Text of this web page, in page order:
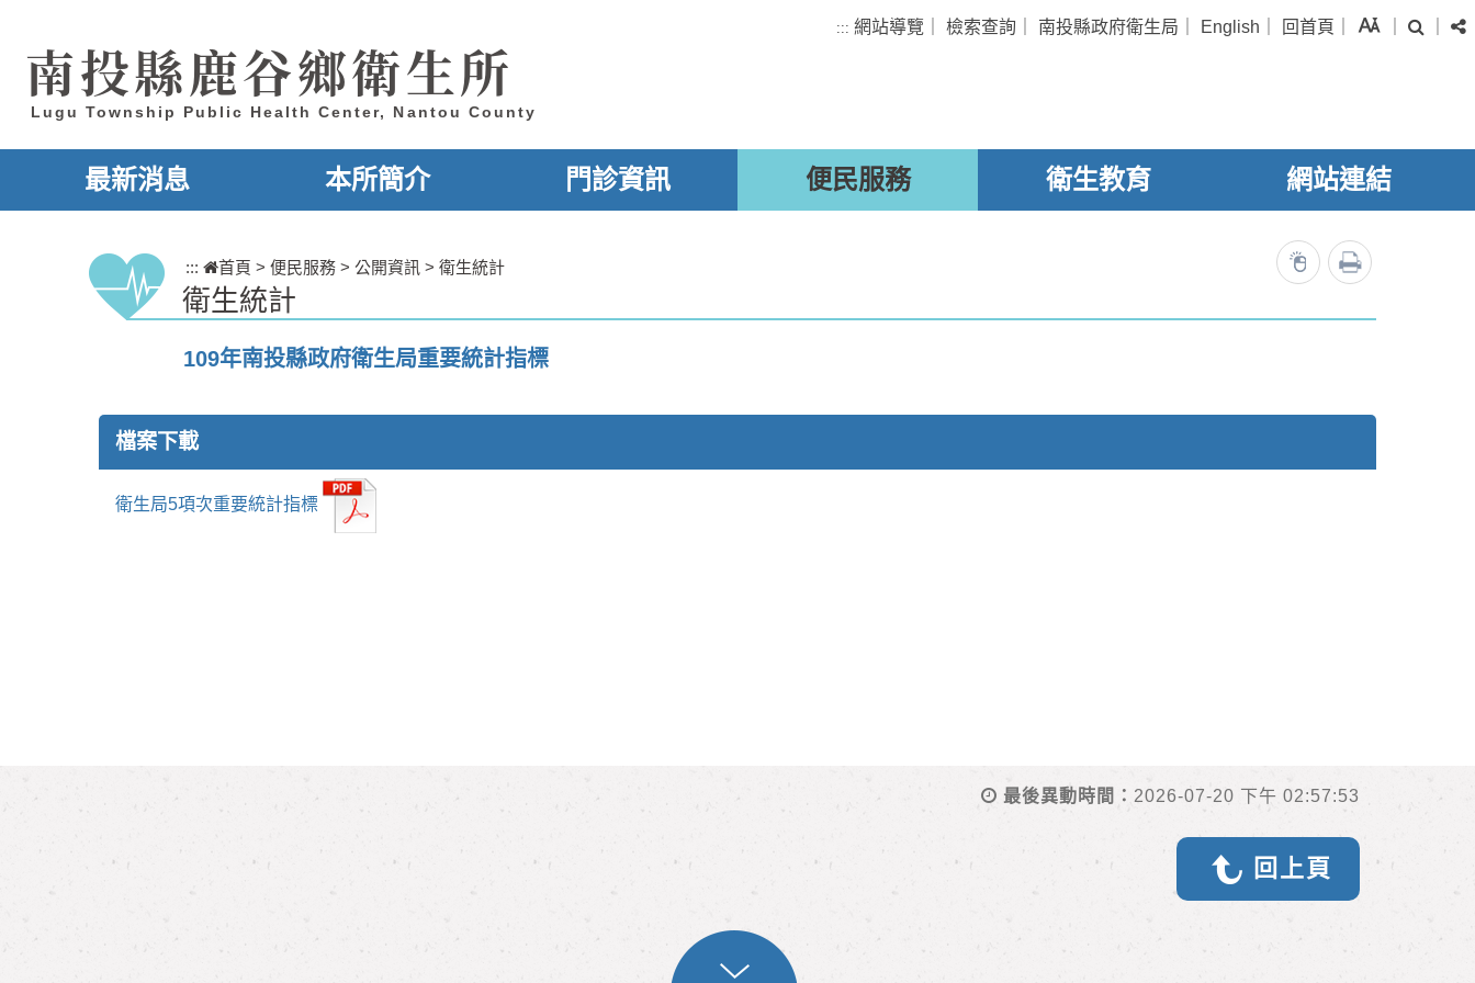
南投縣鹿谷鄉衛生所
Lugu Township Public Health Center, Nantou County
::: 網站導覽 檢索查詢 南投縣政府衛生局 English 回首頁 字級 搜尋
最新消息 本所簡介 門診資訊 便民服務 衛生教育 網站連結
::: 首頁 > 便民服務 > 公開資訊 > 衛生統計
衛生統計
109年南投縣政府衛生局重要統計指標
檔案下載
衛生局5項次重要統計指標
最後異動時間： 2026-07-20 下午 02:57:53
回上頁